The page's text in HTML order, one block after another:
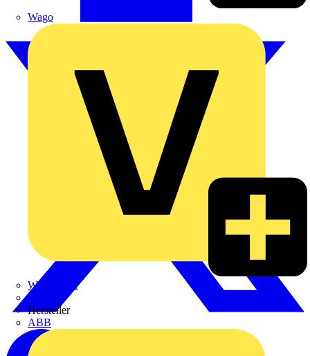
Wago
Weidmüller
Zaptec
Hersteller
ABB